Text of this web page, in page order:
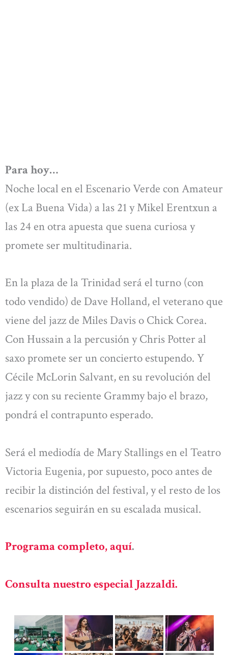
Para hoy…
Noche local en el Escenario Verde con Amateur
(ex La Buena Vida) a las 21 y Mikel Erentxun a
las 24 en otra apuesta que suena curiosa y
promete ser multitudinaria.
En la plaza de la Trinidad será el turno (con
todo vendido) de Dave Holland, el veterano que
viene del jazz de Miles Davis o Chick Corea.
Con Hussain a la percusión y Chris Potter al
saxo promete ser un concierto estupendo. Y
Cécile McLorin Salvant, en su revolución del
jazz y con su reciente Grammy bajo el brazo,
pondrá el contrapunto esperado.
Será el mediodía de Mary Stallings en el Teatro
Victoria Eugenia, por supuesto, poco antes de
recibir la distinción del festival, y el resto de los
escenarios seguirán en su escalada musical.
Programa completo, aquí.
Consulta nuestro especial Jazzaldi.